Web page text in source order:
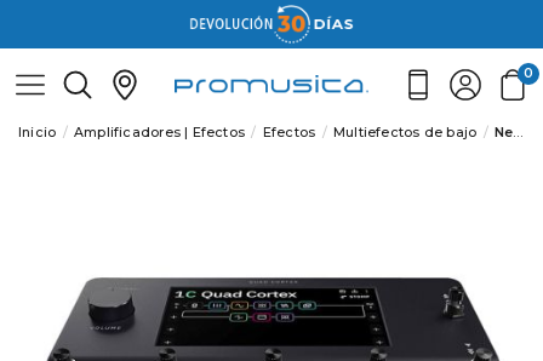
0
Inicio Amplificadores | Efectos Efectos Multiefectos de bajo Neural DSP Quad Cortex